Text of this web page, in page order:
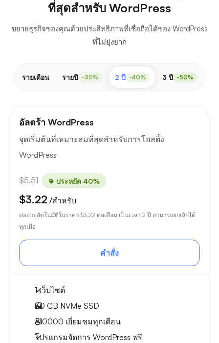
ที่สุดสำหรับ WordPress
ขยายธุรกิจของคุณด้วยประสิทธิภาพที่เชื่อถือได้ของ WordPress
ที่ไม่ยุ่งยาก
รายเดือน รายปี -30% 2 ปี -40% 3 ปี -50%
อัลตร้า WordPress
จุดเริ่มต้นที่เหมาะสมที่สุดสำหรับการโฮสติ้ง
WordPress
$5.51 ประหยัด 40%
$3.22 /สำหรับ
ต่ออายุอัตโนมัติในราคา $3.22 ต่อเดือน เป็นเวลา 2 ปี สามารถยกเลิกได้
ทุกเมื่อ
คำสั่ง
1 เว็บไซต์
30 GB NVMe SSD
~10000 เยี่ยมชมทุกเดือน
โปรแกรมจัดการ WordPress ฟรี